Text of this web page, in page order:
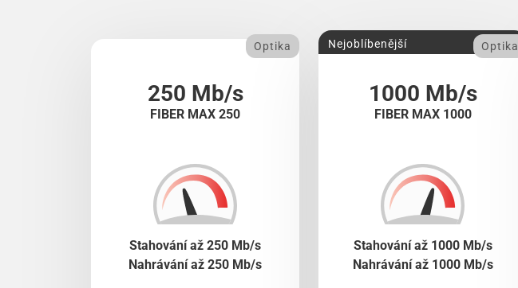
250 Mb/s
FIBER MAX 250
Optika
Stahování až 250 Mb/s
Nahrávání až 250 Mb/s
1000 Mb/s
FIBER MAX 1000
Nejoblíbenější Optika
Stahování až 1000 Mb/s
Nahrávání až 1000 Mb/s